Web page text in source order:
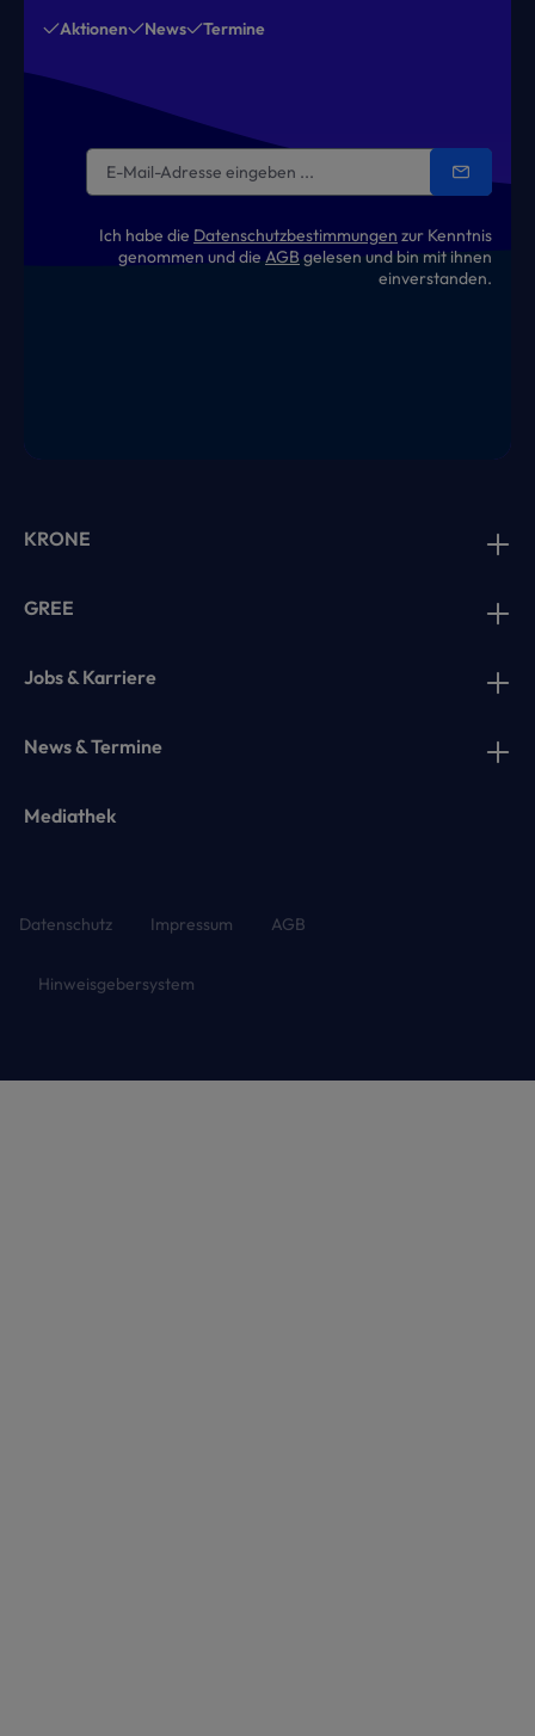
Aktionen News Termine
Ich habe die Datenschutzbestimmungen zur Kenntnis
genommen und die AGB gelesen und bin mit ihnen
einverstanden.
KRONE
GREE
Jobs & Karriere
News & Termine
Mediathek
Datenschutz Impressum AGB
Hinweisgebersystem